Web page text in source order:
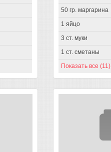
50 гр. маргарина
1 яйцо
3 ст. муки
1 ст. сметаны
Показать все (11)